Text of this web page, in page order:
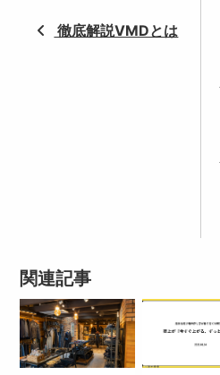
徹底解説VMDとは
関連記事